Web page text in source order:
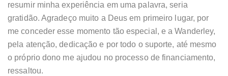
resumir minha experiência em uma palavra, seria
gratidão. Agradeço muito a Deus em primeiro lugar, por
me conceder esse momento tão especial, e a Wanderley,
pela atenção, dedicação e por todo o suporte, até mesmo
o próprio dono me ajudou no processo de financiamento,
ressaltou.